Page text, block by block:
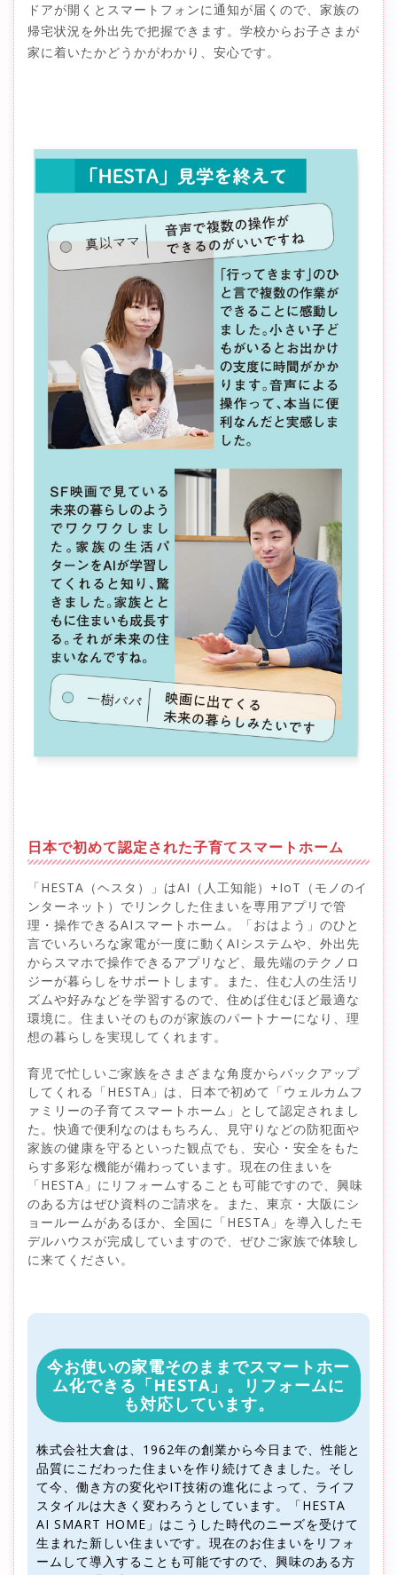
ドアが開くとスマートフォンに通知が届くので、家族の
帰宅状況を外出先で把握できます。学校からお子さまが
家に着いたかどうかがわかり、安心です。
日本で初めて認定された子育てスマートホーム
「HESTA（ヘスタ）」はAI（人工知能）+IoT（モノのイ
ンターネット）でリンクした住まいを専用アプリで管
理・操作できるAIスマートホーム。「おはよう」のひと
言でいろいろな家電が一度に動くAIシステムや、外出先
からスマホで操作できるアプリなど、最先端のテクノロ
ジーが暮らしをサポートします。また、住む人の生活リ
ズムや好みなどを学習するので、住めば住むほど最適な
環境に。住まいそのものが家族のパートナーになり、理
想の暮らしを実現してくれます。
育児で忙しいご家族をさまざまな角度からバックアップ
してくれる「HESTA」は、日本で初めて「ウェルカムフ
ァミリーの子育てスマートホーム」として認定されまし
た。快適で便利なのはもちろん、見守りなどの防犯面や
家族の健康を守るといった観点でも、安心・安全をもた
らす多彩な機能が備わっています。現在の住まいを
「HESTA」にリフォームすることも可能ですので、興味
のある方はぜひ資料のご請求を。また、東京・大阪にシ
ョールームがあるほか、全国に「HESTA」を導入したモ
デルハウスが完成していますので、ぜひご家族で体験し
に来てください。
今お使いの家電そのままでスマートホー
ム化できる「HESTA」。リフォームに
も対応しています。
株式会社大倉は、1962年の創業から今日まで、性能と
品質にこだわった住まいを作り続けてきました。そし
て今、働き方の変化やIT技術の進化によって、ライフ
スタイルは大きく変わろうとしています。「HESTA
AI SMART HOME」はこうした時代のニーズを受けて
生まれた新しい住まいです。現在のお住まいをリフォ
ームして導入することも可能ですので、興味のある方